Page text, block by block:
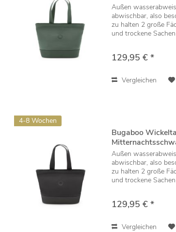
Außen
abwischbar, also
zu halten 2 große
und trockene
Wickelunterlage,...
129,95 € *
Vergleichen
4-8 Wochen
Bugaboo
Außen
abwischbar, also
zu halten 2 große
und trockene
Wickelunterlage,...
129,95 € *
Vergleichen